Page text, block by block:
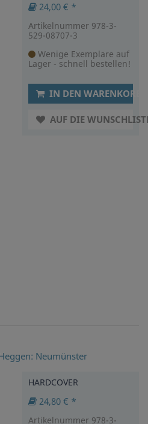
24,00 € *
Artikelnummer 978-3-
529-08707-3
Wenige Exemplare auf
Lager - schnell bestellen!
IN DEN WARENKORB
AUF DIE
HARDCOVER
24,80 € *
Artikelnummer 978-3-